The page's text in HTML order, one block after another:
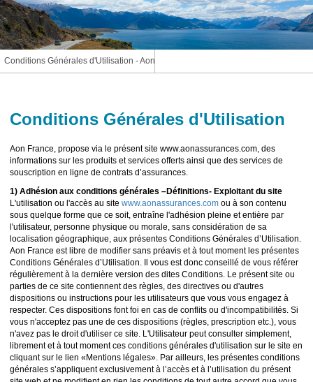
Conditions Générales d'Utilisation - Aon
Conditions Générales d'Utilisation
Aon France, propose via le présent site www.aonassurances.com, des
informations sur les produits et services offerts ainsi que des services de
souscription en ligne de contrats d’assurances.
1) Adhésion aux conditions générales –Définitions- Exploitant du site
L'utilisation ou l'accès au site www.aonassurances.com ou à son contenu
sous quelque forme que ce soit, entraîne l'adhésion pleine et entière par
l'utilisateur, personne physique ou morale, sans considération de sa
localisation géographique, aux présentes Conditions Générales d’Utilisation.
Aon France est libre de modifier sans préavis et à tout moment les présentes
Conditions Générales d’Utilisation. Il vous est donc conseillé de vous référer
régulièrement à la dernière version des dites Conditions. Le présent site ou
parties de ce site contiennent des règles, des directives ou d'autres
dispositions ou instructions pour les utilisateurs que vous vous engagez à
respecter. Ces dispositions font foi en cas de conflits ou d'incompatibilités. Si
vous n'acceptez pas une de ces dispositions (règles, prescription etc.), vous
n'avez pas le droit d'utiliser ce site. L'Utilisateur peut consulter simplement,
librement et à tout moment ces conditions générales d'utilisation sur le site en
cliquant sur le lien «Mentions légales». Par ailleurs, les présentes conditions
générales s’appliquent exclusivement à l’accès et à l’utilisation du présent